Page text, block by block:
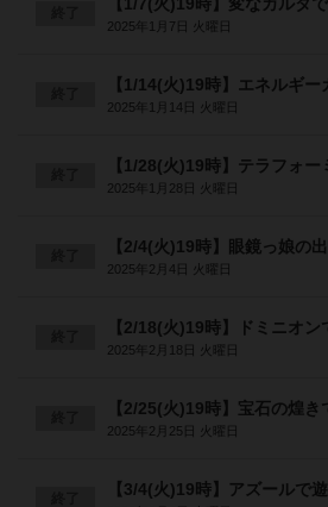
2025年1月7日 火曜日
【1/14(火)19時】エネルギ
2025年1月14日 火曜日
【1/28(火)19時】テラフォ
2025年1月28日 火曜日
【2/4(火)19時】眼鏡っ娘の
2025年2月4日 火曜日
【2/18(火)19時】ドミニオン
2025年2月18日 火曜日
【2/25(火)19時】宝石の煌き
2025年2月25日 火曜日
【3/4(火)19時】アズールで